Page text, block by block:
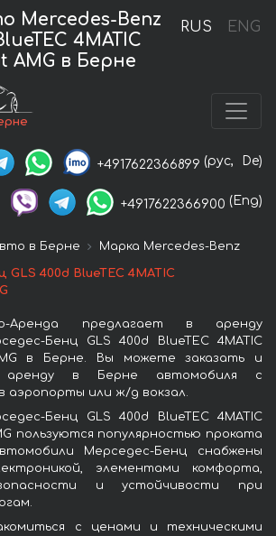
RUS ENG
Mercedes-Benz
4MATIC
AMG в Берне
+4917622366899 (рус, De)
+4917622366900 (Eng)
в Берне Марка Mercedes-Benz
400d BlueTEC 4MATIC
Аренда предлагает в аренду
Бенц GLS 400d BlueTEC 4MATIC
в Берне. Вы можете заказать и
аренду в Берне автомобиля с
аэропорты или ж/д вокзал.
Бенц GLS 400d BlueTEC 4MATIC
пользуются популярностью проката
Мерседес-Бенц снабжены
элементами комфорта,
и устойчивости при
с ценами и техническими